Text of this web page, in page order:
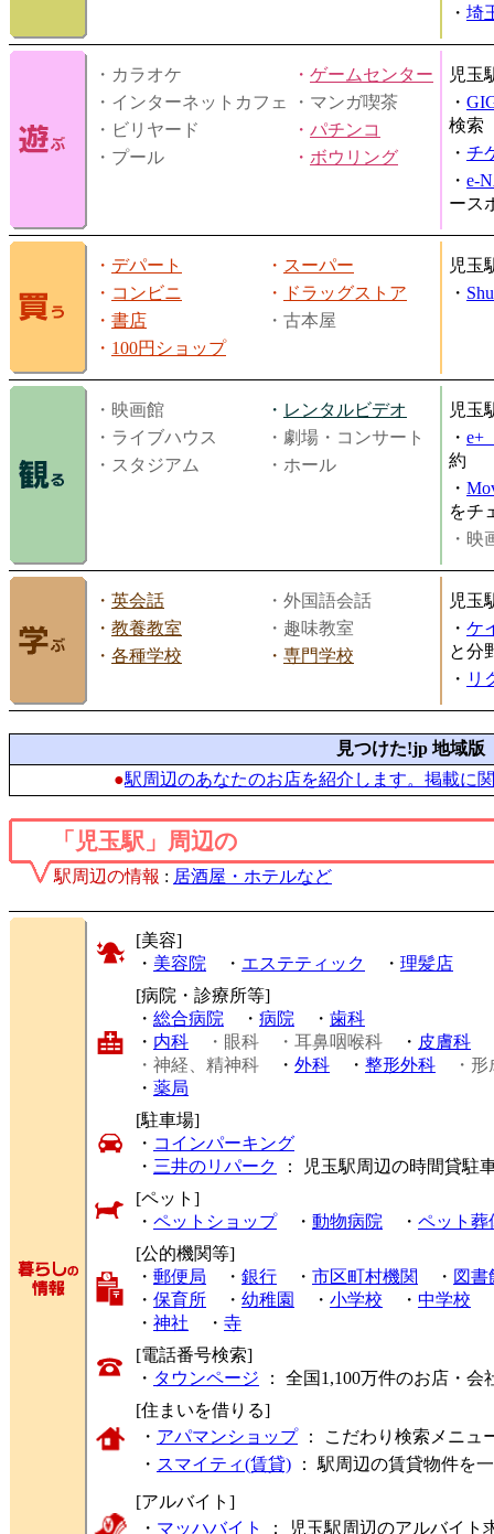
・ 埼
・カラオケ ・ ゲームセンター
・インターネットカフェ
・マンガ喫茶
・ビリヤード
・ パチンコ
・プール
・ ボウリング
児玉
・
検索
・ チ
・ e-
ース
・ デパート ・ スーパー
・ コンビニ ・
ドラッグストア
・ 書店
・古本屋
・ 100円ショップ
児玉
・
・映画館 ・ レンタルビデオ
・ライブハウス
・劇場・コンサート
・スタジアム
・ホール
児玉
・ e+
約
・
をチ
・映
・ 英会話
・外国語会話
・ 教養教室
・趣味教室
・ 各種学校 ・ 専門学校
児玉
・ ケ
と分
・ リ
見つけた!jp 地域版
●駅周辺のあなたのお店を紹介します。掲載に
「児玉駅」周辺の
駅周辺の情報 : 居酒屋・ホテルなど
[美容]
・ 美容院 ・ エステティック ・ 理髪店
[病院・診療所等]
・ 総合病院 ・ 病院 ・ 歯科
・ 内科 ・眼科 ・耳鼻咽喉科 ・ 皮膚科
・神経、精神科 ・ 外科 ・ 整形外科
・
・ 薬局
[駐車場]
・ コインパーキング
・ 三井のリパーク
： 児玉駅周辺の時間貸駐
[ペット]
・ ペットショップ・ 動物病院 ・ ペット葬
[公的機関等]
・ 郵便局 ・ 銀行 ・ 市区町村機関 ・ 図書
・ 保育所 ・ 幼稚園 ・ 小学校 ・ 中学校
・ 神社 ・ 寺
[電話番号検索]
・ タウンページ ： 全国1,100万件のお店・
[住まいを借りる]
・ アパマンショップ： こだわり検索メニュ
・ スマイティ(賃貸) ： 駅周辺の賃貸物件を
[アルバイト]
・ マッハバイト ： 児玉駅周辺のアルバイト